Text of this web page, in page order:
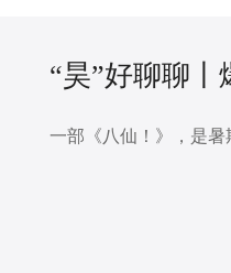
“昊”好聊聊
一部《八仙！》，是